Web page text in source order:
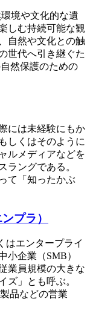
境や文化的な遺
しむ持続可能な観
自然や文化との触
世代へ引き継ぐた
然保護のための
には未経験にもか
しくはそのように
ルメディアなどを
ラングである。
て「知ったかぶ
プラ）
はエンタープライ
小企業（SMB）
業員規模の大きな
ズ」とも呼ぶ。
品などの営業